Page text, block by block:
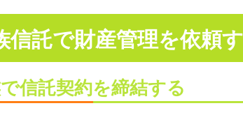
信託で財産管理を依頼
信託契約を締結する